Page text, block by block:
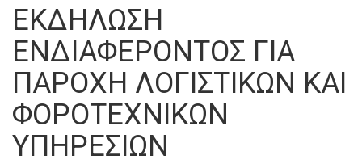
ΕΚΔΗΛΩΣΗ
ΕΝΔΙΑΦΕΡΟΝΤΟΣ ΓΙΑ
ΠΑΡΟΧΗ ΛΟΓΙΣΤΙΚΩΝ ΚΑΙ
ΦΟΡΟΤΕΧΝΙΚΩΝ
ΥΠΗΡΕΣΙΩΝ